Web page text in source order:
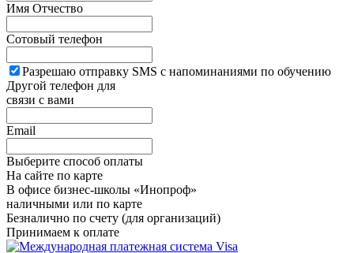
Имя Отчество
Сотовый телефон
Разрешаю отправку SMS с напоминаниями по обучению
Другой телефон для
связи с вами
Email
Выберите способ оплаты
На сайте по карте
В офисе бизнес-школы «Инопроф»
наличными или по карте
Безналично по счету (для организаций)
Принимаем к оплате